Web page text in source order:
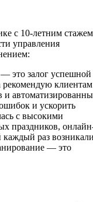
с 10-летним стажем
управления
это залог успешной
рекомендую клиентам
и
и ускорить
с высокими
праздников,
каждый раз
— это